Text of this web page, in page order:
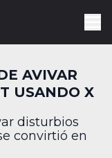
AVIVAR
USANDO X
disturbios
convirtió en